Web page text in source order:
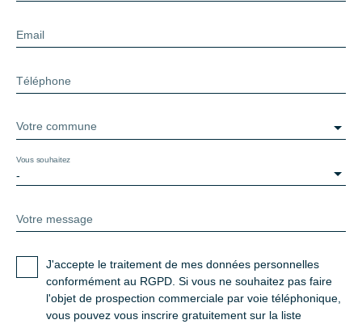
Email
Téléphone
Votre commune
-
Vous souhaitez
Votre message
J'accepte le traitement de mes données personnelles
conformément au RGPD. Si vous ne souhaitez pas faire
l'objet de prospection commerciale par voie téléphonique,
vous pouvez vous inscrire gratuitement sur la liste